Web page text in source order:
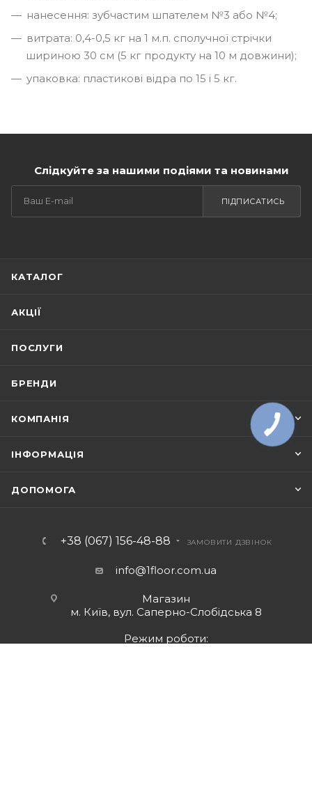
нанесення: зубчастим шпателем №3 або №4;
витрата: 0,4-0,5 кг на 1 м.п. сполучної стрічки
шириною 30 см (5 кг продукту на 10 м довжини);
упаковка: пластикові відра по 15 і 5 кг.
Слідкуйте за нашими подіями та новинами
ПІДПИСАТИСЬ
КАТАЛОГ
АКЦІЇ
ПОСЛУГИ
БРЕНДИ
КОМПАНІЯ
ІНФОРМАЦІЯ
ДОПОМОГА
+38 (067) 156-48-88 ЗАМОВИТИ ДЗВІНОК
info@1floor.com.ua
Магазин
м. Київ, вул. Саперно-Слобідська 8
Режим роботи: